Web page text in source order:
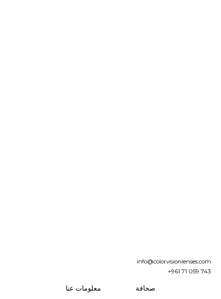
info@colorvisionlenses.com
+961 71 059 743
صحافة معلومات عنا